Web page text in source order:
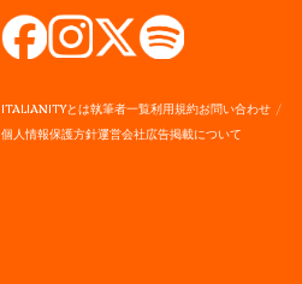
ITALIANITYとは執筆者一覧利用規約お問い合わせ
個人情報保護方針運営会社広告掲載について